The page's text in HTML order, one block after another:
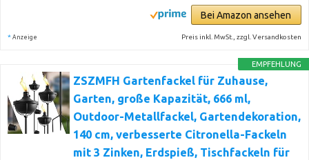
Bei Amazon ansehen
* Anzeige Preis inkl. MwSt., zzgl. Versandkosten
EMPFEHLUNG
ZSZMFH Gartenfackel für Zuhause,
Garten, große Kapazität, 666 ml,
Outdoor-Metallfackel, Gartendekoration,
140 cm, verbesserte Citronella-Fackeln
mit 3 Zinken, Erdspieß, Tischfackeln für